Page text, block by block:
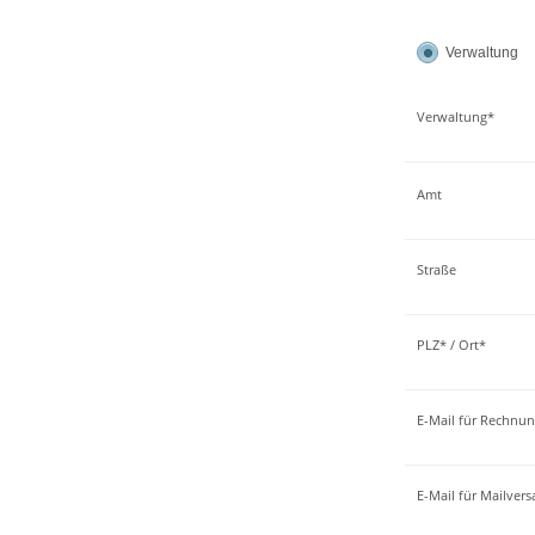
Verwaltung
Verwaltung*
Amt
Straße
PLZ* / Ort*
E-Mail für
E-Mail für